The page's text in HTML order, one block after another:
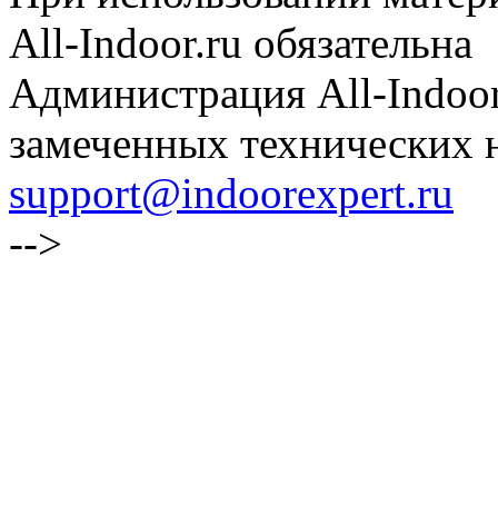
All-Indoor.ru обязательна
Администрация All-
замеченных технических
support@indoorexpert.ru
-->